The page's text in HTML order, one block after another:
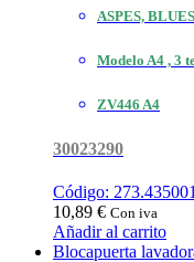
ASPES,
Modelo A4 , 3
ZV446 A4
30023290
Código:
10,89 € Con iva
Añadir al carrito
Blocapuerta